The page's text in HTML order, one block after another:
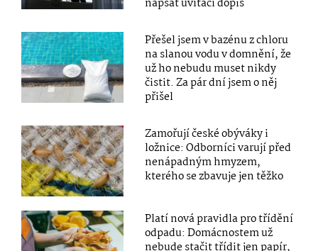
Přešel jsem v bazénu z chloru
na slanou vodu v domnění, že
už ho nebudu muset nikdy
čistit. Za pár dní jsem o něj
přišel
Zamořují české obýváky i
ložnice: Odborníci varují před
nenápadným hmyzem,
kterého se zbavuje jen těžko
Platí nová pravidla pro třídění
odpadu: Domácnostem už
nebude stačit třídit jen papír,